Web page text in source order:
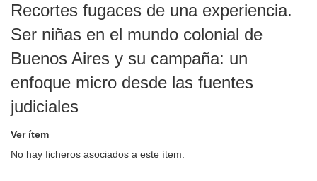
Recortes fugaces de una experiencia.
Ser niñas en el mundo colonial de
Buenos Aires y su campaña: un
enfoque micro desde las fuentes
judiciales
Ver ítem
No hay ficheros asociados a este ítem.